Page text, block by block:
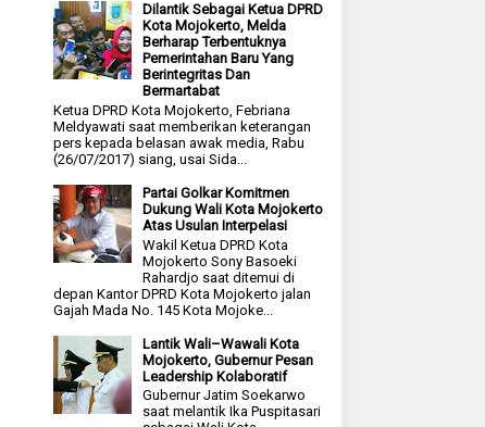
Dilantik Sebagai Ketua DPRD
Kota Mojokerto, Melda
Berharap Terbentuknya
Pemerintahan Baru Yang
Berintegritas Dan
Bermartabat
Ketua DPRD Kota Mojokerto, Febriana
Meldyawati saat memberikan keterangan
pers kepada belasan awak media, Rabu
(26/07/2017) siang, usai Sida...
Partai Golkar Komitmen
Dukung Wali Kota Mojokerto
Atas Usulan Interpelasi
Wakil Ketua DPRD Kota
Mojokerto Sony Basoeki
Rahardjo saat ditemui di
depan Kantor DPRD Kota Mojokerto jalan
Gajah Mada No. 145 Kota Mojoke...
Lantik Wali–Wawali Kota
Mojokerto, Gubernur Pesan
Leadership Kolaboratif
Gubernur Jatim Soekarwo
saat melantik Ika Puspitasari